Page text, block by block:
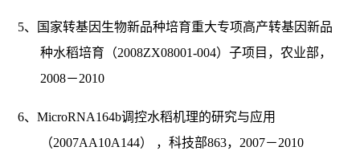
5、国家转基因生物新品种培育重大专项高产转基因新品
种水稻培育（2008ZX08001-004）子项目，农业部，
2008－2010
6、MicroRNA164b调控水稻机理的研究与应用
（2007AA10A144） ，科技部863，2007－2010